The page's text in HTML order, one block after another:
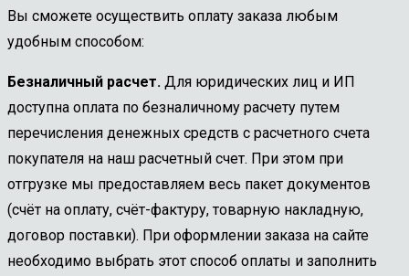
Вы сможете осуществить оплату заказа любым
удобным способом:
Безналичный расчет. Для юридических лиц и ИП
доступна оплата по безналичному расчету путем
перечисления денежных средств с расчетного счета
покупателя на наш расчетный счет. При этом при
отгрузке мы предоставляем весь пакет документов
(счёт на оплату, счёт-фактуру, товарную накладную,
договор поставки). При оформлении заказа на сайте
необходимо выбрать этот способ оплаты и заполнить